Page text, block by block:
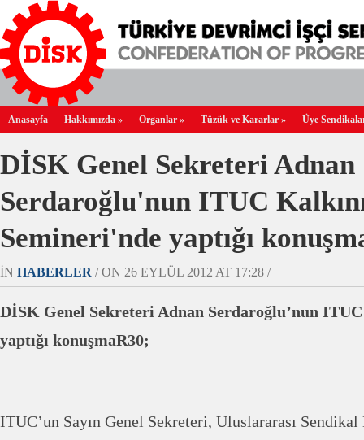
Anasayfa Hakkımızda » Organlar » Tüzük ve Kararlar » Üye
DİSK Genel Sekreteri Adnan
Serdaroğlu'nun ITUC
Semineri'nde yaptığı
IN HABERLER / ON 26 EYLÜL 2012 AT 17:28 /
DİSK Genel Sekreteri Adnan Serdaroğlu’nun
yaptığı konuşmaR30;
ITUC’un Sayın Genel Sekreteri, Uluslararası